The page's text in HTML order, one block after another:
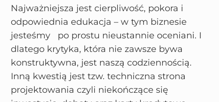
Najważniejsza jest cierpliwość, pokora i
odpowiednia edukacja – w tym biznesie
jesteśmy po prostu nieustannie oceniani. I
dlatego krytyka, która nie zawsze bywa
konstruktywna, jest naszą codziennością.
Inną kwestią jest tzw. techniczna strona
projektowania czyli niekończące się